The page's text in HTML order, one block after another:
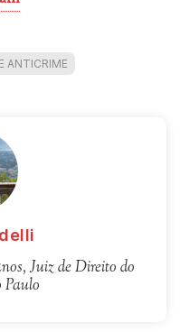
ANTICRIME
Juiz de Direito do
Paulo